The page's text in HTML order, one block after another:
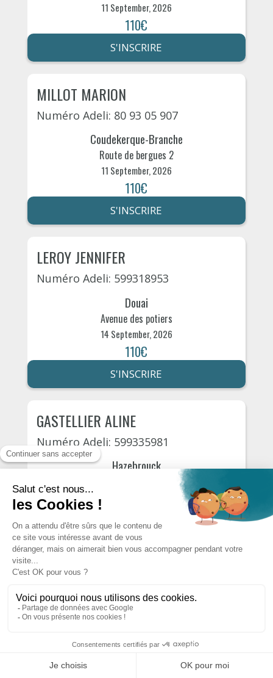
11 September, 2026
110€
S'INSCRIRE
MILLOT MARION
Numéro Adeli: 80 93 05 907
Coudekerque-Branche
Route de bergues 2
11 September, 2026
110€
S'INSCRIRE
LEROY JENNIFER
Numéro Adeli: 599318953
Douai
Avenue des potiers
14 September, 2026
110€
S'INSCRIRE
GASTELLIER ALINE
Numéro Adeli: 599335981
Hazebrouck
14 September, 2026
S'INSCRIRE
JAWORSKI STEPHANIE
Numéro Adeli:
Allée géo andré 1